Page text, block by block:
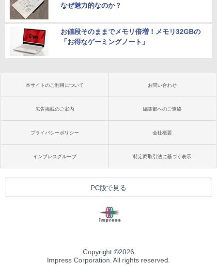
なぜ魅力的なのか？
お値段そのままでメモリ倍増！メモリ32GBの
「お得なゲーミングノート」
本サイトのご利用について お問い合わせ
広告掲載のご案内 編集部へのご連絡
プライバシーポリシー 会社概要
インプレスグループ 特定商取引法に基づく表示
PC版で見る
Copyright ©2026
Impress Corporation. All rights reserved.